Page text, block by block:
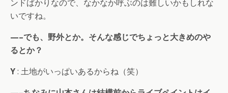
ンドばかりなので、なかなか呼ぶのは難しいかもしれな
いですね。
—–でも、野外とか。そんな感じでちょっと大きめのや
るとか？
Y: 土地がいっぱいあるからね（笑）